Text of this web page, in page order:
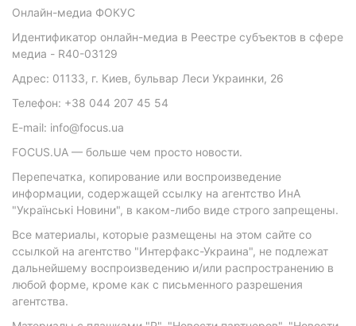
Онлайн-медиа ФОКУС
Идентификатор онлайн-медиа в Реестре субъектов в сфере
медиа - R40-03129
Адрес: 01133, г. Киев, бульвар Леси Украинки, 26
Телефон: +38 044 207 45 54
E-mail: info@focus.ua
FOCUS.UA — больше чем просто новости.
Перепечатка, копирование или воспроизведение
информации, содержащей ссылку на агентство ИнА
"Українські Новини", в каком-либо виде строго запрещены.
Все материалы, которые размещены на этом сайте со
ссылкой на агентство "Интерфакс-Украина", не подлежат
дальнейшему воспроизведению и/или распространению в
любой форме, кроме как с письменного разрешения
агентства.